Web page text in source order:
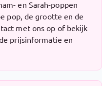
en Sarah-poppen
pop, de grootte en de
met ons op of bekijk
prijsinformatie en